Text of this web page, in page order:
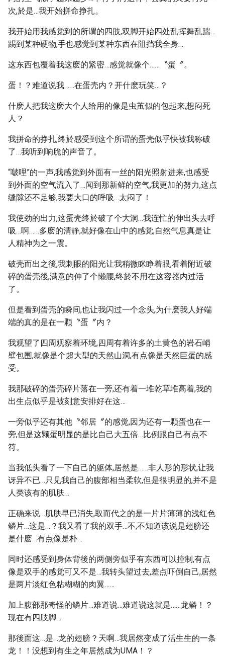
次,於是…我开始拼命挣扎。
我开始用我感觉到的所谓的四肢,双脚开始四处乱挥舞乱踹…
踢到某种硬物,手也感觉到某种东西在阻挡我全身…
这东西包覆着我这麽的紧密…感觉就像个……〝蛋〞。
蛋！？难道说我……在蛋壳内？开什麽玩笑…？
什麽人把我这麽大个人给用的像是虫茧似的包起来,想闷死
人？
我拼命的挣扎,终於感受到这个所谓的蛋壳似乎快被我称破
了…我听到响脆的声音了。
“啵哩”的一声,我感觉到外面有一丝的阳光照射进来,也感受
到外面的空气流入了…闻到那新鲜的空气,我更加的努力,这点
缝隙还不足够,我要大口的呼吸…太闷了！
我使劲的出力,这蛋壳终於破了个大洞…我连忙的伸出头去呼
吸…啊……多麽的清静,就好像在山中的感觉,自然气息真是让
人精神为之一震。
破壳而出之後,我刺眼的阳光让我稍微眯睁着眼,看着附近破
碎的蛋壳後,满意的伸了个懒腰,终於不用在这容器内过活
了。
但是看到蛋壳的瞬间,也让我闪过一个念头,为什麽我人好端
端的真的是在一颗〝蛋〞内？
我观望了四周观察着环境,四周有着许多的土黄色的岩石峭
壁包围,就像是个超大型的天然山洞,有点像是天然巨蛋的感
受。
我那破碎的蛋壳碎片落在一旁,还有着一堆乾草堆高着,我的
出生点似乎是被刻意安排好在这…
一旁似乎还有其他〝邻居〞的感觉,因为还有一颗蛋也在一
旁,但是这颗蛋明显的是比自己大五倍…比例跟自己有点不
符。
当我低头看了一下自己的躯体,居然是……非人形的形状,让我
讶异不已…只见我自己的腹部相当柔软,但是很明显的,并不是
人类该有的肌肤…
正确来说…肌肤早已消失,取而代之的是一片片薄薄的浅红色
鳞片…这是…？我又看了我的双手…不,不知道该说是翅膀还
是什麽…有点像是朴…
同时还感受到身体背後的两侧旁似乎有东西可以控制,有点
像是双手的感觉可又不是…我转头望过去,差点吓倒自己,居然
是两片淡红色粘糊糊的肉翼……
加上腹部那奇怪的鳞片…难道说…难道说这就是……龙鳞！？
现在有四肢脚…
那後面这…是…龙的翅膀？天啊…我居然变成了活生生的一条
龙！！没想到有生之年居然成为UMA！？